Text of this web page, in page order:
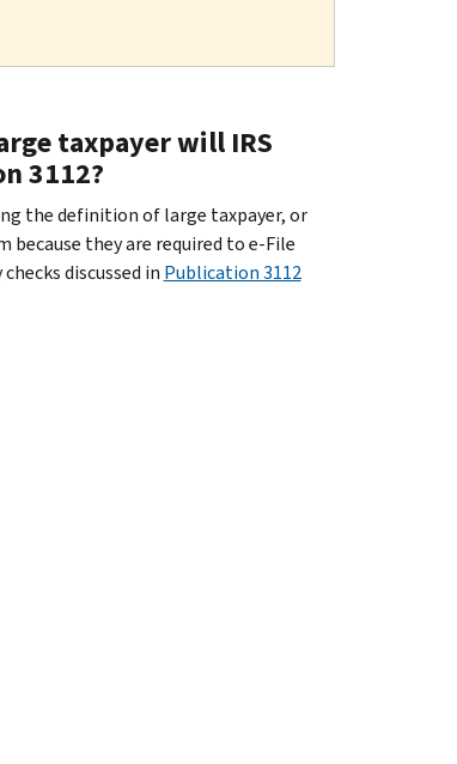
taxpayer will IRS
3112?
the definition of large taxpayer, or
they are required to e-File
discussed in Publication 3112